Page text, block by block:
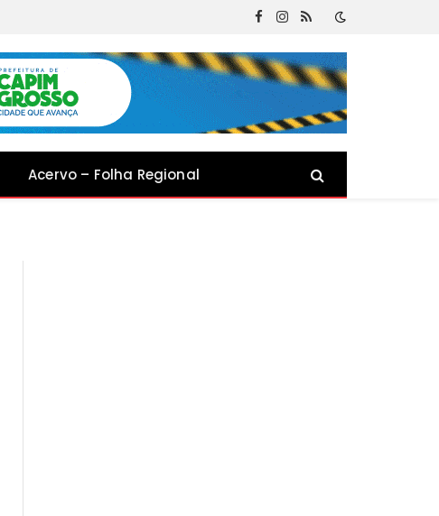
Facebook
Instagram
RSS
Acervo – Folha Regional